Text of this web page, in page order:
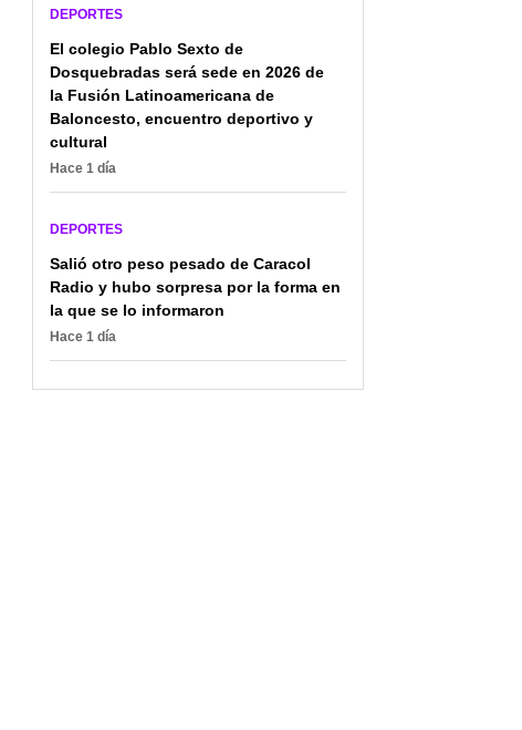
Campeonato Nacional
clave para definir la
"Cambió vidas y fue
DEPORTES
El colegio Pablo Sexto de
Dosquebradas será sede en 2026 de
la Fusión Latinoamericana de
Baloncesto, encuentro deportivo y
cultural
Hace 1 día
DEPORTES
Salió otro peso pesado de Caracol
Radio y hubo sorpresa por la forma en
la que se lo informaron
Hace 1 día